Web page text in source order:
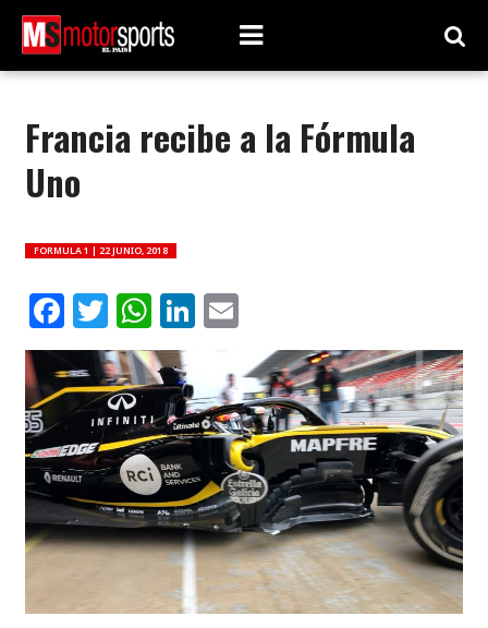
Francia recibe a la Fórmula
Uno
FORMULA 1 | 22 JUNIO, 2018
Facebook
Twitter
WhatsApp
LinkedIn
Email